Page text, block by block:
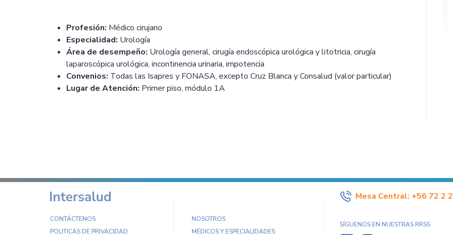
Profesión: Médico cirujano
Especialidad: Urología
Área de desempeño: Urología general, cirugía endoscópica urológica y litotricia, cirugía
laparoscópica urológica, incontinencia urinaria, impotencia
Convenios: Todas las Isapres y FONASA, excepto Cruz Blanca y Consalud (valor particular)
Lugar de Atención: Primer piso, módulo 1A
CONTÁCTENOS
POLITICAS DE PRIVACIDAD
NOSOTROS
MÉDICOS Y ESPECIALIDADES
Mesa Central: +56 72 2
SÍGUENOS EN NUESTRAS RRSS